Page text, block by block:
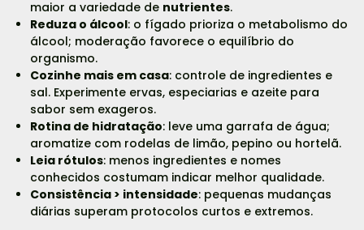
maior a variedade de nutrientes.
Reduza o álcool: o fígado prioriza o metabolismo do
álcool; moderação favorece o equilíbrio do
organismo.
Cozinhe mais em casa: controle de ingredientes e
sal. Experimente ervas, especiarias e azeite para
sabor sem exageros.
Rotina de hidratação: leve uma garrafa de água;
aromatize com rodelas de limão, pepino ou hortelã.
Leia rótulos: menos ingredientes e nomes
conhecidos costumam indicar melhor qualidade.
Consistência > intensidade: pequenas mudanças
diárias superam protocolos curtos e extremos.